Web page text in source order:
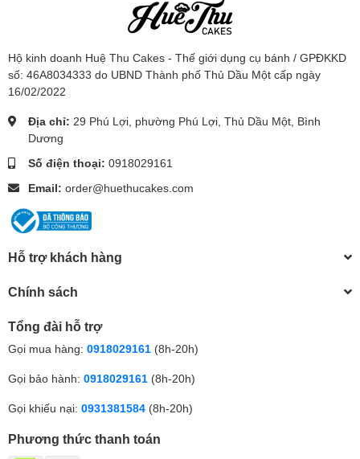
Hộ kinh doanh Huệ Thu Cakes - Thế giới dụng cụ bánh / GPĐKKD
số: 46A8034333 do UBND Thành phố Thủ Dầu Một cấp ngày
16/02/2022
Địa chỉ: 29 Phú Lợi, phường Phú Lợi, Thủ Dầu Một, Bình
Dương
Số điện thoại: 0918029161
Email: order@huethucakes.com
Hỗ trợ khách hàng
Chính sách
Tổng đài hỗ trợ
Gọi mua hàng: 0918029161 (8h-20h)
Gọi bảo hành: 0918029161 (8h-20h)
Gọi khiếu nại: 0931381584 (8h-20h)
Phương thức thanh toán